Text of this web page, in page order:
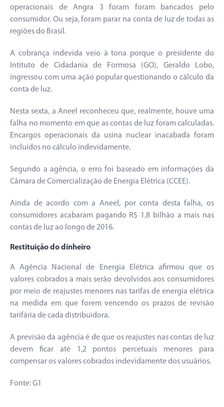
operacionais de Angra 3 foram foram bancados pelo
consumidor. Ou seja, foram parar na conta de luz de todas as
regiões do Brasil.
A cobrança indevida veio à tona porque o presidente do
Intituto de Cidadania de Formosa (GO), Geraldo Lobo,
ingressou com uma ação popular questionando o cálculo da
conta de luz.
Nesta sexta, a Aneel reconheceu que, realmente, houve uma
falha no momento em que as contas de luz foram calculadas.
Encargos operacionais da usina nuclear inacabada foram
incluídos no cálculo indevidamente.
Segundo a agência, o erro foi baseado em informações da
Câmara de Comercialização de Energia Elétrica (CCEE).
Ainda de acordo com a Aneel, por conta desta falha, os
consumidores acabaram pagando R$ 1,8 bilhão a mais nas
contas de luz ao longo de 2016.
Restituição do dinheiro
A Agência Nacional de Energia Elétrica afirmou que os
valores cobrados a mais serão devolvidos aos consumidores
por meio de reajustes menores nas tarifas de energia elétrica
na medida em que forem vencendo os prazos de revisão
tarifária de cada distribuidora.
A previsão da agência é de que os reajustes nas contas de luz
devem ficar até 1,2 pontos percetuais menores para
compensar os valores cobrados indevidamente dos usuários.
Fonte: G1